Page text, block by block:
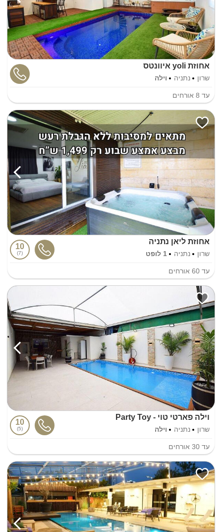
אחוזת yoli איוונטס
שרון נתניה וילה
עד 8 אורחים
אחוזת ליאן נתניה
שרון נתניה 1 לופט
10
7
עד 60 אורחים
וילה פארטי טוי - Party Toy
שרון נתניה וילה
10
5
עד 30 אורחים